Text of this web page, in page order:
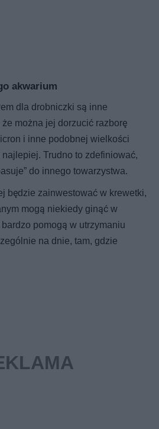
akwarium
dla drobniczki są inne
można jej dorzucić razborę
i inne podobnej wielkości
najlepiej. Trudno to zdefiniować,
do innego towarzystwa.
będzie zainwestować w krewetki,
mogą niekiedy ginąć w
pomogą w utrzymaniu
na dnie, tam, gdzie